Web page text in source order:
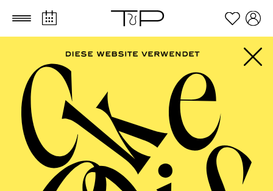
Zum Hauptinhalt springen Zum Footer springen
PHILHARMONIE